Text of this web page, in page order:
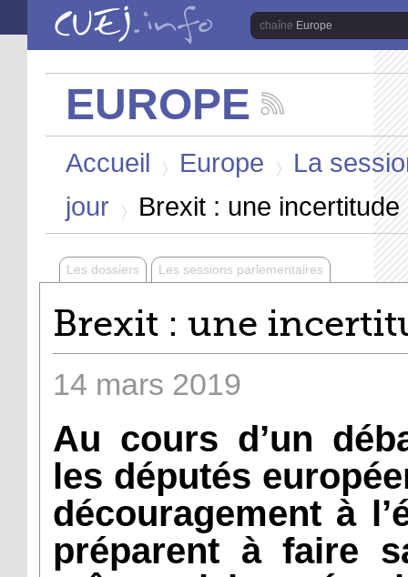
Aller au contenu principal
Europe
EUROPE
les
de
la
Europe
Accueil Europe
La
jour
Brexit : une
Les dossiers Les sessions parlementaires
Brexit : une
14 mars 2019
Au cours d’un
les députés
découragement à
préparent à faire